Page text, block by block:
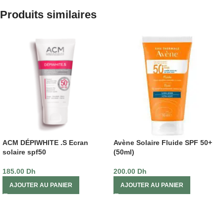
Produits similaires
ACM DÉPIWHITE .S Ecran
solaire spf50
185.00 Dh
AJOUTER AU PANIER
Avène Solaire Fluide SPF 50+
(50ml)
200.00 Dh
AJOUTER AU PANIER